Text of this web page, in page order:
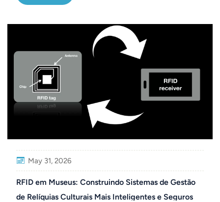
May 31, 2026
RFID em Museus: Construindo Sistemas de Gestão
de Relíquias Culturais Mais Inteligentes e Seguros